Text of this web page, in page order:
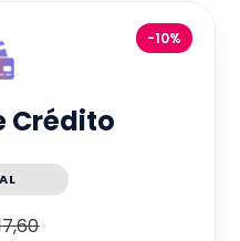
-10%
Crédito